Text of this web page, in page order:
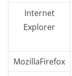
Internet
Explorer
MozillaFirefox